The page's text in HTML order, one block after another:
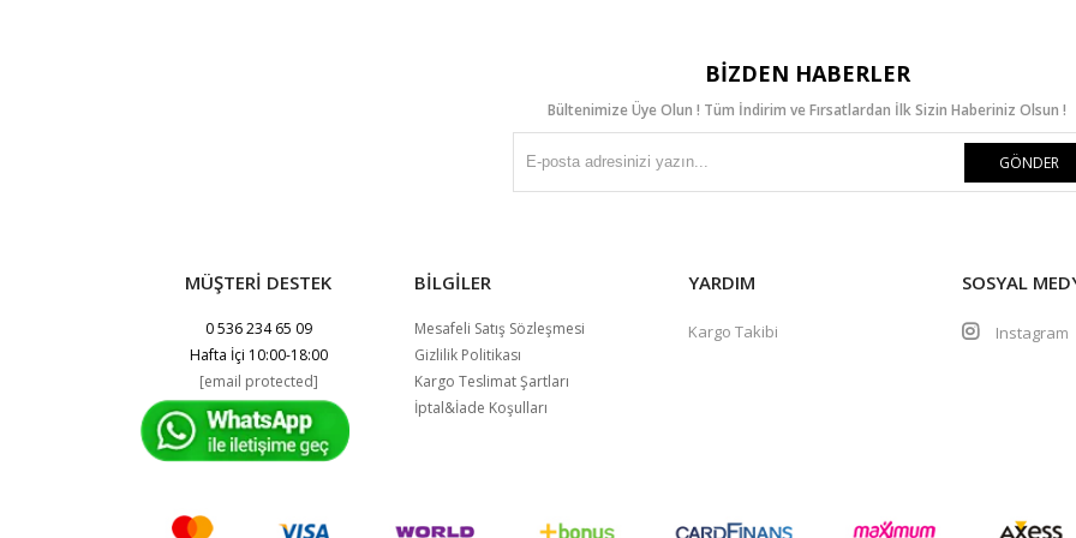
BIZDEN HABERLER
Bültenimize Üye Olun ! Tüm İndirim ve Fırsatlardan İlk Sizin Haberiniz Olsun !
GÖNDER
MÜŞTERİ DESTEK
0 536 234 65 09
Hafta İçi 10:00-18:00
[email protected]
BİLGİLER
Mesafeli Satış Sözleşmesi
Gizlilik Politikası
Kargo Teslimat Şartları
İptal&İade Koşulları
YARDIM
Kargo Takibi
SOSYAL
Instagram